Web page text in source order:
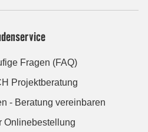
Fragen (FAQ)
Projektberatung
- Beratung vereinbaren
Onlinebestellung